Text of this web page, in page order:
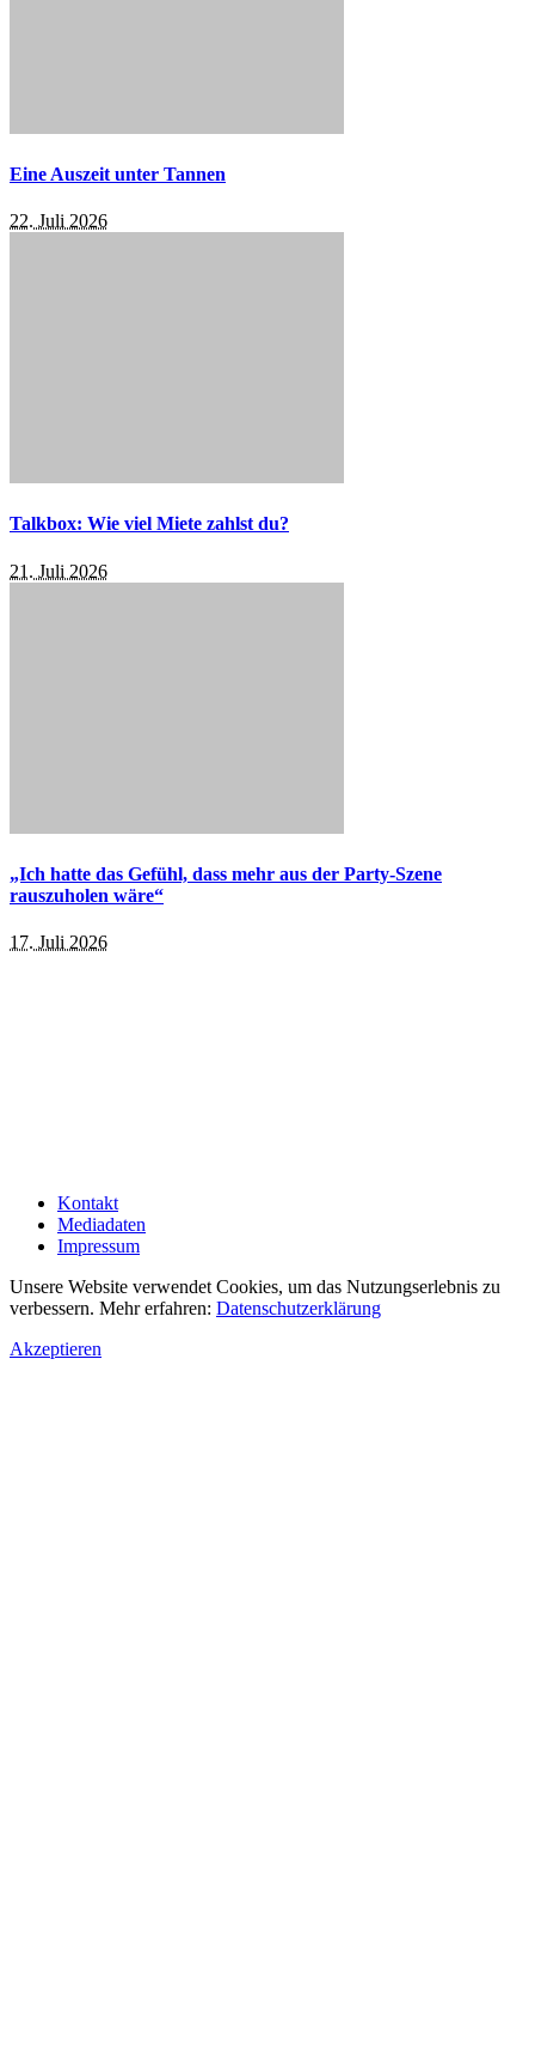
Eine Auszeit unter Tannen
22. Juli 2026
Talkbox: Wie viel Miete zahlst du?
21. Juli 2026
„Ich hatte das Gefühl, dass mehr aus der Party-Szene
rauszuholen wäre“
17. Juli 2026
Kontakt
Mediadaten
Impressum
Unsere Website verwendet Cookies, um das Nutzungserlebnis zu
verbessern. Mehr erfahren: Datenschutzerklärung
Akzeptieren